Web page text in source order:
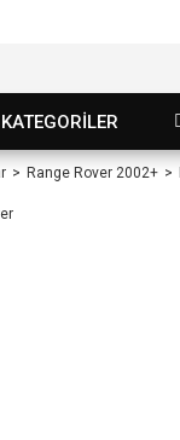
KATEGORİLER
Range Rover 2002+